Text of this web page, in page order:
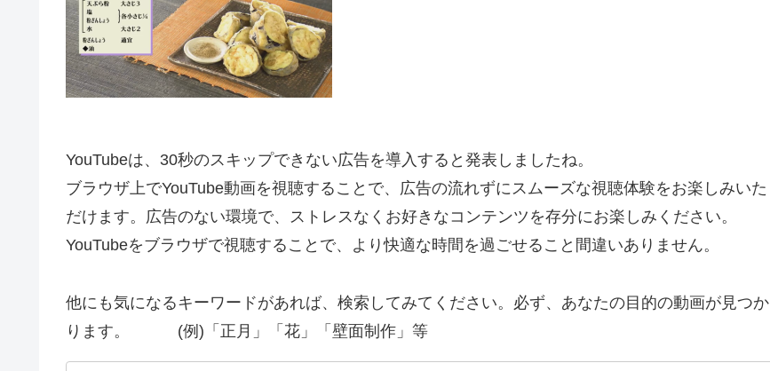
YouTubeは、30秒のスキップできない広告を導入すると発表しましたね。
ブラウザ上でYouTube動画を視聴することで、広告の流れずにスムーズな視聴体験をお楽しみいた
だけます。広告のない環境で、ストレスなくお好きなコンテンツを存分にお楽しみください。
YouTubeをブラウザで視聴することで、より快適な時間を過ごせること間違いありません。
他にも気になるキーワードがあれば、検索してみてください。必ず、あなたの目的の動画が見つか
ります。 (例)「正月」「花」「壁面制作」等